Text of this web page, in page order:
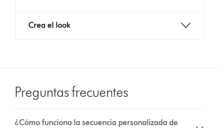
Crea el look
Preguntas frecuentes
¿Cómo funciona la secuencia personalizada de